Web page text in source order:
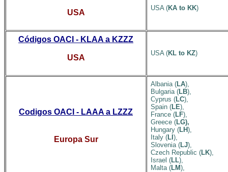
USA
USA (KA to KK)
Códigos OACI - KLAA a KZZZ
USA
USA (KL to KZ)
Codigos OACI - LAAA a LZZZ
Europa Sur
Albania (LA),
Bulgaria (LB),
Cyprus (LC),
Spain (LE),
France (LF),
Greece (LG),
Hungary (LH),
Italy (LI ),
Slovenia (LJ),
Czech Republic (LK),
Israel (LL),
Malta (LM),